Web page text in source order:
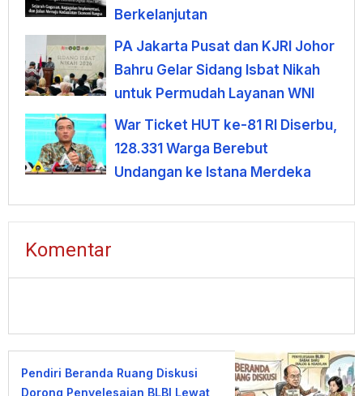
Berkelanjutan
PA Jakarta Pusat dan KJRI Johor
Bahru Gelar Sidang Isbat Nikah
untuk Permudah Layanan WNI
War Ticket HUT ke-81 RI Diserbu,
128.331 Warga Berebut
Undangan ke Istana Merdeka
Komentar
Pendiri Beranda Ruang Diskusi
Dorong Penyelesaian BLBI Lewat